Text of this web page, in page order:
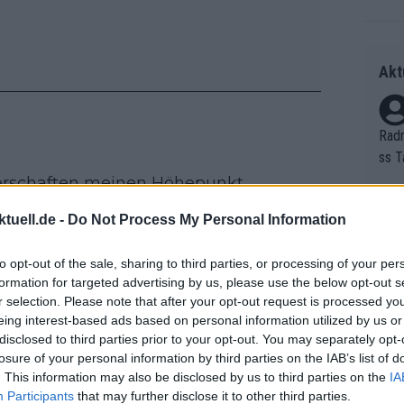
- Do Not Process My Personal Information
opt-out of the sale, sharing to third parties, or processing of your
for targeted advertising by us, please use the below opt-out
selection. Please note that after your opt-out request is processed
interest-based ads based on personal information utilized by us
to third parties prior to your opt-out. You may separately
of your personal information by third parties on the IAB’s list of
This information may also be disclosed by us to third parties on the
Participants that may further disclose it to other third parties.
meinen Höhepunkt
Abschnitt der Saison“, so
gutes Training.“
prall gefüllten Kalender eine
der Dauphiné und
Höhentrainingslager.
ss
as
et.
Auf
V?